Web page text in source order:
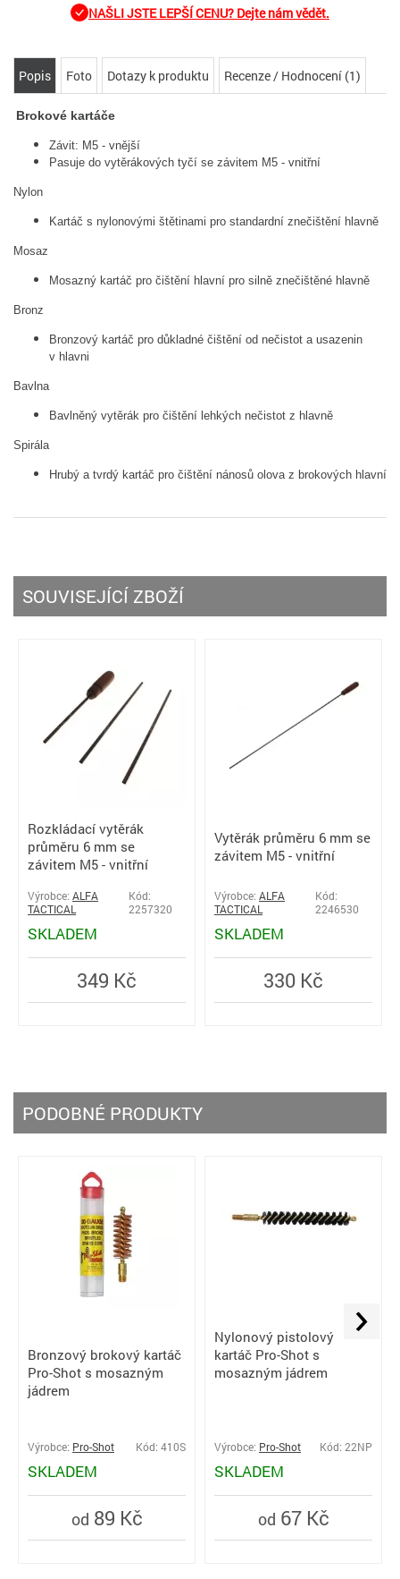
NAŠLI JSTE LEPŠÍ CENU? Dejte nám vědět.
Popis Foto Dotazy k produktu Recenze / Hodnocení (1)
Brokové kartáče
Závit: M5 - vnější
Pasuje do vytěrákových tyčí se závitem M5 - vnitřní
Nylon
Kartáč s nylonovými štětinami pro standardní znečištění hlavně
Mosaz
Mosazný kartáč pro čištění hlavní pro silně znečištěné hlavně
Bronz
Bronzový kartáč pro důkladné čištění od nečistot a usazenin
v hlavni
Bavlna
Bavlněný vytěrák pro čištění lehkých nečistot z hlavně
Spirála
Hrubý a tvrdý kartáč pro čištění nánosů olova z brokových hlavní
SOUVISEJÍCÍ ZBOŽÍ
Rozkládací vytěrák
průměru 6 mm se
závitem M5 - vnitřní
Výrobce: ALFA
TACTICAL
Kód:
2257320
SKLADEM
349 Kč
Vytěrák průměru 6 mm se
závitem M5 - vnitřní
Výrobce: ALFA
TACTICAL
Kód:
2246530
SKLADEM
330 Kč
PODOBNÉ PRODUKTY
Bronzový brokový kartáč
Pro-Shot s mosazným
jádrem
Výrobce: Pro-Shot Kód: 410S
SKLADEM
od 89 Kč
Nylonový pistolový
kartáč Pro-Shot s
mosazným jádrem
Výrobce: Pro-Shot Kód: 22NP
SKLADEM
od 67 Kč